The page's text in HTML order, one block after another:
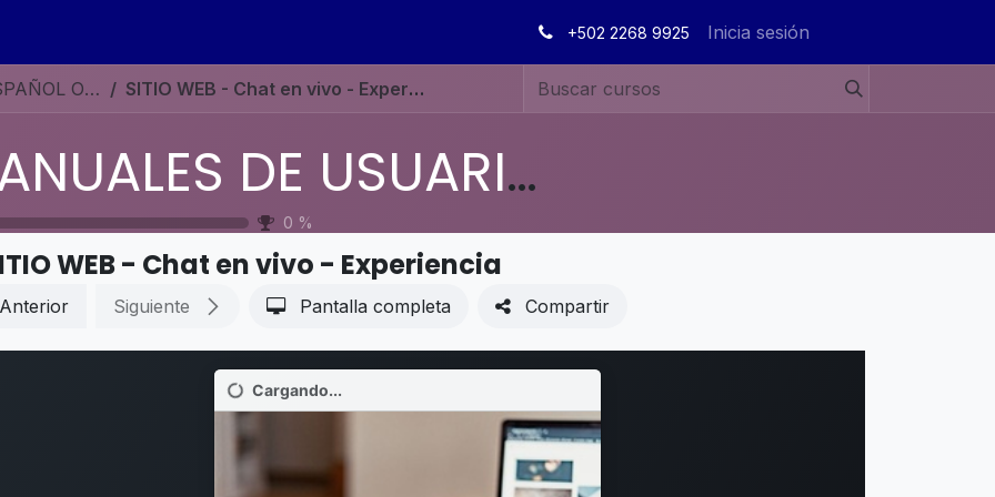
+502 2268 9925 Inicia sesión
MANUALES DE USUARIO EN ESPAÑOL ODOO 19 SITIO WEB - Chat en vivo - Experiencia
MANUALES DE USUARIO EN ESPAÑOL ODOO 19
0 %
WEB - Chat en vivo - Experiencia
Anterior Siguiente Pantalla completa Compartir